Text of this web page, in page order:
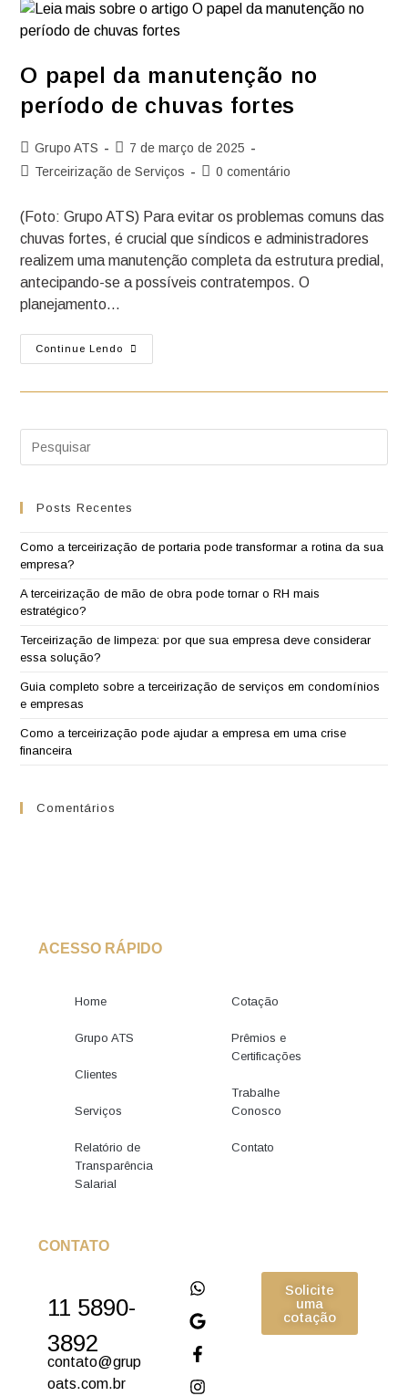
O papel da manutenção no
período de chuvas fortes
Grupo ATS
7 de março de 2025
Terceirização de Serviços
0 comentário
(Foto: Grupo ATS) Para evitar os problemas comuns das
chuvas fortes, é crucial que síndicos e administradores
realizem uma manutenção completa da estrutura predial,
antecipando-se a possíveis contratempos. O
planejamento…
Continue Lendo
Posts Recentes
Como a terceirização de portaria pode transformar a rotina da sua
empresa?
A terceirização de mão de obra pode tornar o RH mais
estratégico?
Terceirização de limpeza: por que sua empresa deve considerar
essa solução?
Guia completo sobre a terceirização de serviços em condomínios
e empresas
Como a terceirização pode ajudar a empresa em uma crise
financeira
Comentários
ACESSO RÁPIDO
Home
Grupo ATS
Clientes
Serviços
Relatório de
Transparência
Salarial
Cotação
Prêmios e
Certificações
Trabalhe
Conosco
Contato
CONTATO
11 5890-
3892
contato@grup
oats.com.br
Solicite
uma
cotação